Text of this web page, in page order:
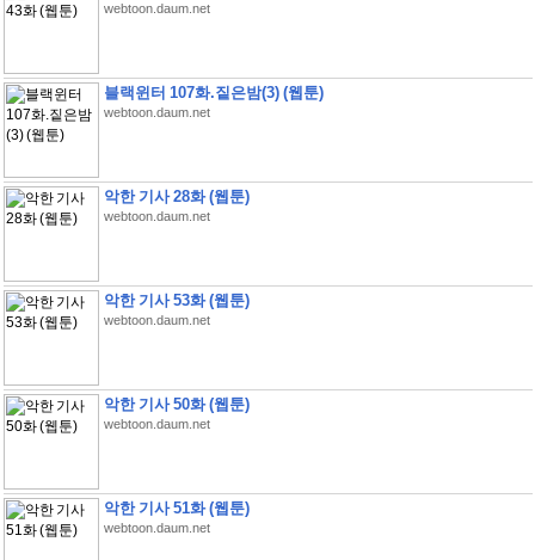
webtoon.daum.net
블랙윈터 107화.짙은밤(3) (웹툰)
webtoon.daum.net
악한 기사 28화 (웹툰)
webtoon.daum.net
악한 기사 53화 (웹툰)
webtoon.daum.net
악한 기사 50화 (웹툰)
webtoon.daum.net
악한 기사 51화 (웹툰)
webtoon.daum.net